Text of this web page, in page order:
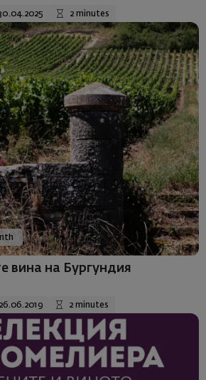
2 minutes
вина на Бургундия
26.06.2019 2 minutes